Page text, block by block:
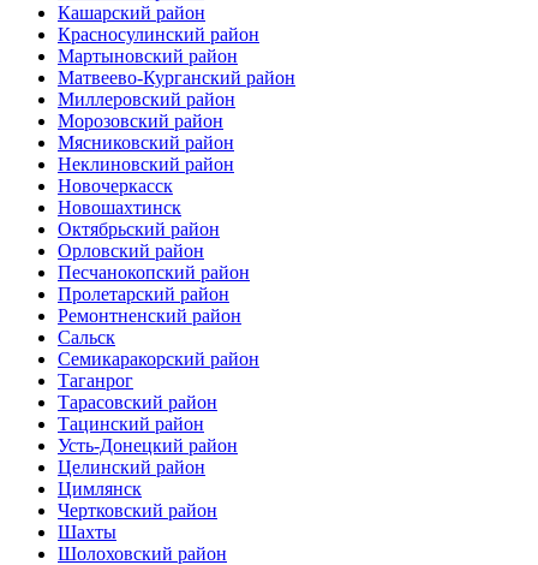
Кашарский район
Красносулинский район
Мартыновский район
Матвеево-Курганский район
Миллеровский район
Морозовский район
Мясниковский район
Неклиновский район
Новочеркасск
Новошахтинск
Октябрьский район
Орловский район
Песчанокопский район
Пролетарский район
Ремонтненский район
Сальск
Семикаракорский район
Таганрог
Тарасовский район
Тацинский район
Усть-Донецкий район
Целинский район
Цимлянск
Чертковский район
Шахты
Шолоховский район